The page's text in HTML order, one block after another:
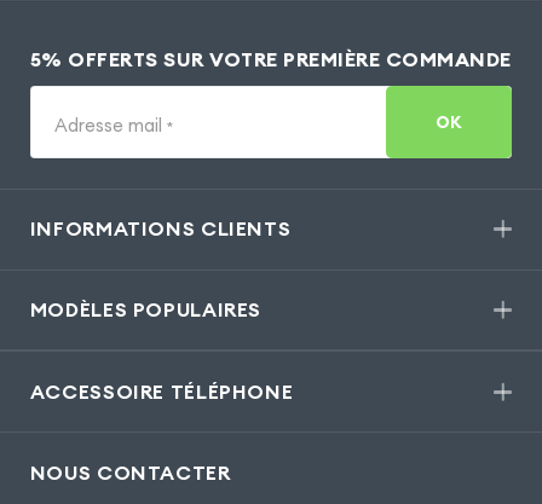
5% OFFERTS SUR VOTRE PREMIÈRE COMMANDE
Adresse mail * OK
INFORMATIONS CLIENTS
MODÈLES POPULAIRES
ACCESSOIRE TÉLÉPHONE
NOUS CONTACTER